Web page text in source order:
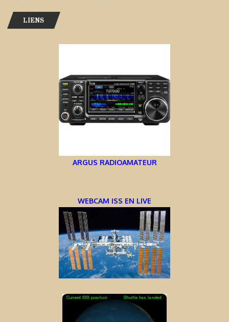
LIENS
ARGUS RADIOAMATEUR
WEBCAM ISS EN LIVE